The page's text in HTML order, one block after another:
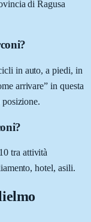
di Ragusa
in auto, a piedi, in
arrivare” in questa
tra attività
hotel, asili.